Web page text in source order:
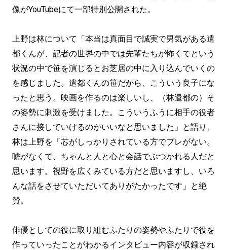
像がYouTubeにて一部特別公開された。
上野は林について「本当は真面目で誠実で男気がある遣
都くんが、記者の世界の中では先輩たちが怖くてという
状況の中で笹を演じるとお芝居の中に入り込んでいくの
を感じました。遣都くんの笹だから、こういう良子にな
ったと思う。映画を作るのは楽しいし、（林遣都の）そ
の姿勢に刺激を受けました。こういうふうに相手の役者
さんに接していけるのがいいなと思いました」と語り、
林は上野を「芯がしっかりされている方でブレがない。
嘘がなくて、ちゃんと人と心と会話でぶつかれる人だと
思います。視野を広くみている方だと思いますし、いろ
んな話をさせていただいてありがたかったです」と絶
賛。
俳優としての役に取り組むふたりの姿勢やふたりで役を
作っていったことがわかるインタビュー内容が収録され